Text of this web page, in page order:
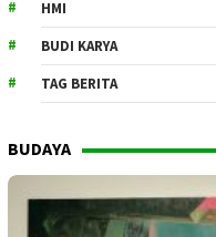
HMI
BUDI KARYA
TAG BERITA
BUDAYA